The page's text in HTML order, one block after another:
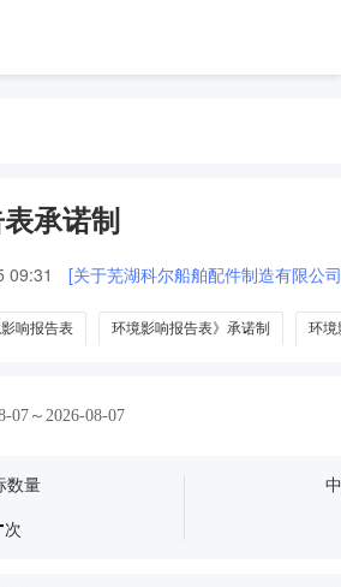
承诺制
09:31 [关于芜湖科尔船舶配件制造有限公
响报告表 环境影响报告表》承诺制 环境
07～2026-08-07
数量
次